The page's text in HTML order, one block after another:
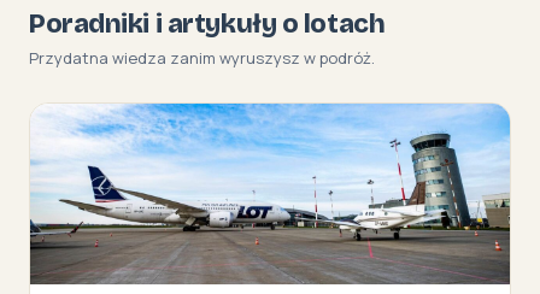
Poradniki i artykuły o lotach
Przydatna wiedza zanim wyruszysz w podróż.